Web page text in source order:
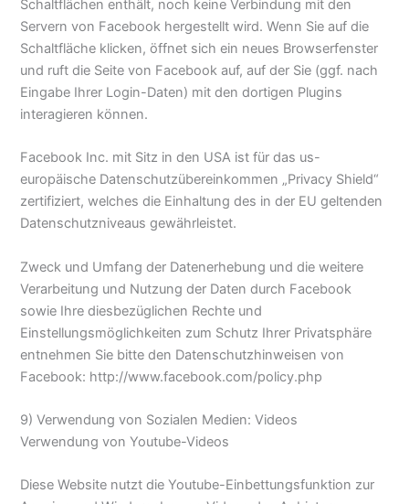
Schaltflächen enthält, noch keine Verbindung mit den
Servern von Facebook hergestellt wird. Wenn Sie auf die
Schaltfläche klicken, öffnet sich ein neues Browserfenster
und ruft die Seite von Facebook auf, auf der Sie (ggf. nach
Eingabe Ihrer Login-Daten) mit den dortigen Plugins
interagieren können.
Facebook Inc. mit Sitz in den USA ist für das us-
europäische Datenschutzübereinkommen „Privacy Shield“
zertifiziert, welches die Einhaltung des in der EU geltenden
Datenschutzniveaus gewährleistet.
Zweck und Umfang der Datenerhebung und die weitere
Verarbeitung und Nutzung der Daten durch Facebook
sowie Ihre diesbezüglichen Rechte und
Einstellungsmöglichkeiten zum Schutz Ihrer Privatsphäre
entnehmen Sie bitte den Datenschutzhinweisen von
Facebook: http://www.facebook.com/policy.php
9) Verwendung von Sozialen Medien: Videos
Verwendung von Youtube-Videos
Diese Website nutzt die Youtube-Einbettungsfunktion zur